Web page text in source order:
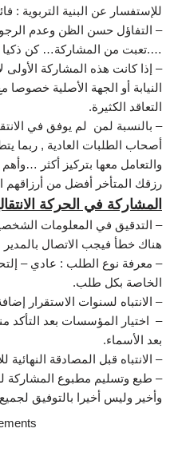
للإستفسار عن البنية
– التفاؤل حسن الظن وعدم
….تعبت من المشاركة… كن ذكيا
– إذا كانت هذه المشاركة
النيابة أو الجهة الأصلية
التعاقد الكثيرة.
– بالنسبة لمن لم يوفق في
أصحاب الطلبات العادية , ربما
والتعامل معها بتركيز أكثر
رزقك المتأخر أفضل من أرزاقهم
المشاركة في الحركة
– التدقيق في المعلومات
هناك خطأ فيجب الاتصال
– معرفة نوع الطلب : عادي –
الخاصة بكل طلب.
– الانتباه لسنوات الاستقرار
– اختيار المؤسسات بعد التأكد
بعد الأسماء.
– الانتباه قبل المصادقة
– طبع وتسليم مطبوع المشاركة
وأخير وليس أخيرا بالتوفيق